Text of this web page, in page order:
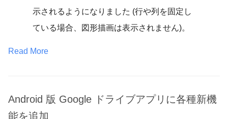
示されるようになりました (行や列を固定し
ている場合、図形描画は表示されません)。
Read More
Android 版 Google ドライブアプリに各種新機
能を追加